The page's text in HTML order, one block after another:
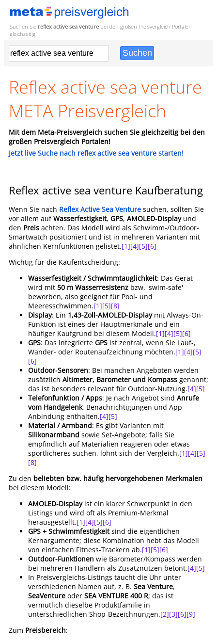
Suchen Sie reflex active sea venture bei den großen Preisvergleich Portalen
gleichzeitig!
Reflex active sea venture
META Preisvergleich
Mit dem Meta-Preisvergleich suchen Sie gleichzeitig bei den
großen Preisvergleich Portalen!
Jetzt live Suche nach reflex active sea venture starten!
Reflex active sea venture Kaufberatung
Wenn Sie nach Reflex Active Sea Venture suchen, sollten Sie
vor allem aufWasserfestigkeit, GPS, AMOLED-Displayund
den Preis achten. Das Modell wird als Schwimm-/Outdoor-
Smartwatch positioniert und ist in mehreren Varianten mit
ähnlichen Kernfunktionen gelistet.[1][4][5][6]
Wichtig für die Kaufentscheidung:
Wasserfestigkeit / Schwimmtauglichkeit: Das Gerät
wird mit 50 m Wasserresistenz bzw. 'swim-safe'
beworben, also geeignet für Pool- und
Meeresschwimmen.[1][5][8]
Display: Ein 1,43-Zoll-AMOLED-Displaymit Always-On-
Funktion ist eines der Hauptmerkmale und ein
häufiger Kaufgrund bei diesem Modell.[1][4][5][6]
GPS: Das integrierte GPS ist zentral, wenn Sie Lauf-,
Wander- oder Routenaufzeichnung möchten.[1][4][5]
[6]
Outdoor-Sensoren: Bei manchen Angeboten werden
zusätzlich Altimeter, Barometer und Kompass genannt;
das ist besonders relevant für Outdoor-Nutzung.[4][5]
Telefonfunktion / Apps: Je nach Angebot sind Anrufe
vom Handgelenk, Benachrichtigungen und App-
Anbindung enthalten.[4][5]
Material / Armband: Es gibt Varianten mit
Silikonarmband sowie Set-Angebote; falls Sie
empfindlich auf Materialien reagieren oder etwas
sportlicheres suchen, lohnt sich der Vergleich.[1][4][5]
[8]
Zu den beliebten bzw. häufig hervorgehobenen Merkmalen
bei diesem Modell:
AMOLED-Displayist ein klarer Schwerpunkt in den
Listings und wird oft als Premium-Merkmal
herausgestellt.[1][4][5][6]
GPS + Schwimmfestigkeitsind die eigentlichen
Kernargumente; diese Kombination hebt das Modell
von einfachen Fitness-Trackern ab.[1][5][6]
Outdoor-Funktionen wie Barometer/Kompass werden
bei mehreren Händlern als Zusatznutzen betont.[4][5]
In Preisvergleichs-Listings taucht die Uhr unter
verschiedenen Namen auf, z. B. Sea Venture,
SeaVenture oder SEA VENTURE 400 R; das ist
vermutlich dieselbe Produktfamilie in
unterschiedlichen Shop-Bezeichnungen.[2][3][6][9]
Zum Preisbereich: